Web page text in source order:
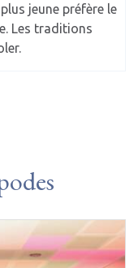
jeune préfère le
Les traditions